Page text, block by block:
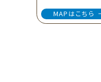
MAPはこちら